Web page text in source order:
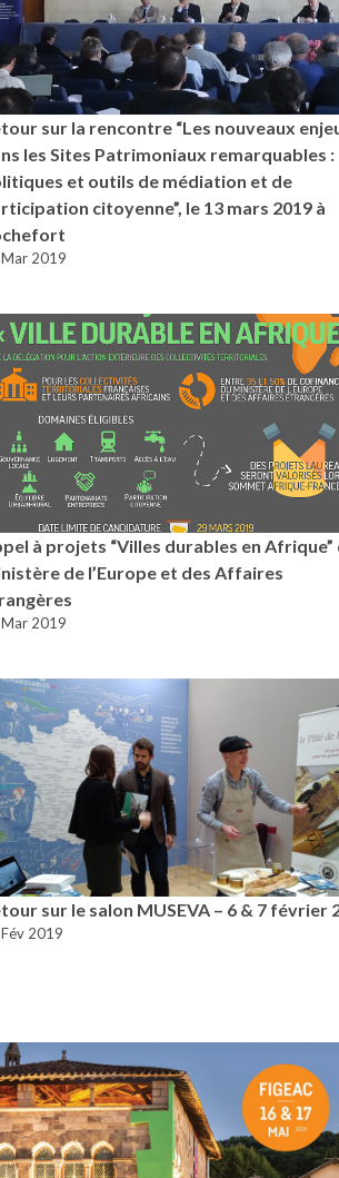
sur la rencontre “Les nouveaux
les Sites Patrimoniaux remarquables :
et outils de médiation et de
citoyenne”, le 13 mars 2019 à
2019
à projets “Villes durables en Afrique”
de l’Europe et des Affaires
2019
sur le salon MUSEVA – 6 & 7 février
2019